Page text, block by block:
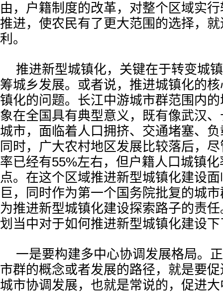
由，户籍制度的改革，对整个区域实
推进，使农民有了更大范围的选择，
利。
推进新型城镇化，关键在于转变城
筹城乡发展。或者说，推进城镇化的
镇化的问题。长江中游城市群范围内
象在全国具有典型意义，既有像武汉
城市，面临着人口拥挤、交通堵塞、
同时，广大农村地区发展比较落后，
率已经有55%左右，但户籍人口城镇
点。在这个区域推进新型城镇化建设
巨，同时作为第一个国务院批复的城
为推进新型城镇化建设探索路子的责
划当中对于如何推进新型城镇化建设
一是要构建多中心协调发展格局。
市群的概念或者发展的路径，就是要
城市协调发展，也就是常说的，促进